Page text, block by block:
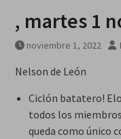
, martes 1
noviembre 1, 2022
Nelson de León
Ciclón batatero!
todos los
queda como único